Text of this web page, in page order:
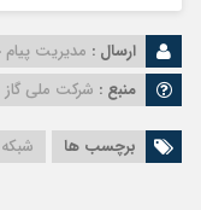
ارسال : مدیریت
منبع : شرکت ملی گاز
برچسب ها شبکه